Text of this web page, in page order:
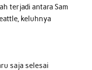
terjadi antara Sam
keluhnya
saja selesai